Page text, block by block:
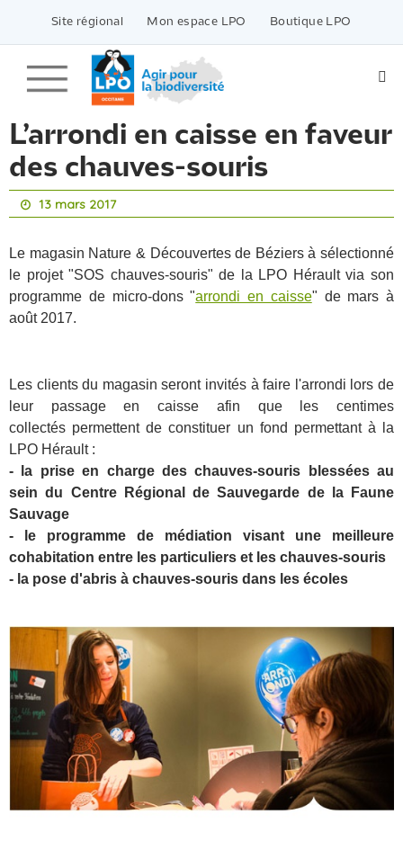
contenu
Site régional Mon espace LPO Boutique LPO
L’arrondi en caisse en faveur
des chauves-souris
13 mars 2017
Le magasin Nature & Découvertes de Béziers à sélectionné
le projet "SOS chauves-souris" de la LPO Hérault via son
programme de micro-dons "arrondi en caisse" de mars à
août 2017.
Les clients du magasin seront invités à faire l'arrondi lors de
leur passage en caisse afin que les centimes
collectés permettent de constituer un fond permettant à la
LPO Hérault :
- la prise en charge des chauves-souris blessées au
sein du Centre Régional de Sauvegarde de la Faune
Sauvage
- le programme de médiation visant une meilleure
cohabitation entre les particuliers et les chauves-souris
- la pose d'abris à chauves-souris dans les écoles